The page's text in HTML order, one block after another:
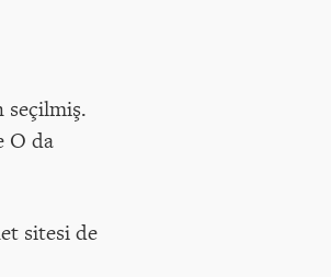
seçilmiş.
O da
sitesi de